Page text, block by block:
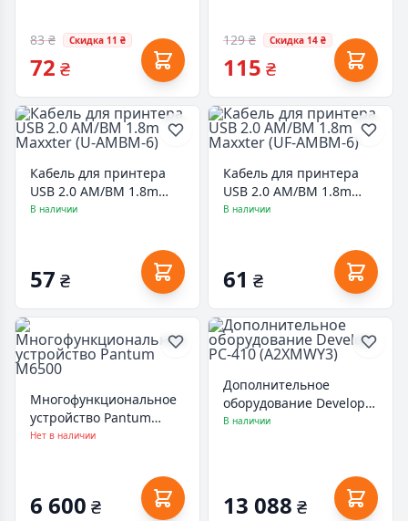
83 ₴ Скидка 11 ₴
72 ₴
129 ₴ Скидка 14 ₴
115 ₴
Кабель для принтера
USB 2.0 AM/BM 1.8m
Maxxter (U-AMBM-6)
В наличии
57 ₴
Кабель для принтера
USB 2.0 AM/BM 1.8m
Maxxter (UF-AMBM-6)
В наличии
61 ₴
Многофункциональное
устройство Pantum
M6500
Нет в наличии
6 600 ₴
Дополнительное
оборудование Develop
PC-410 (A2XMWY3)
В наличии
13 088 ₴